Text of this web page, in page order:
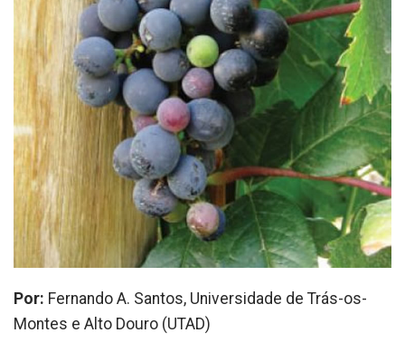
Por: Fernando A. Santos, Universidade de Trás-os-
Montes e Alto Douro (UTAD)